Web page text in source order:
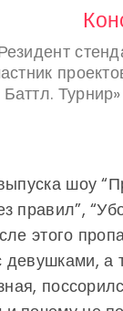
Турнир»
шоу
правил”,
этого
а